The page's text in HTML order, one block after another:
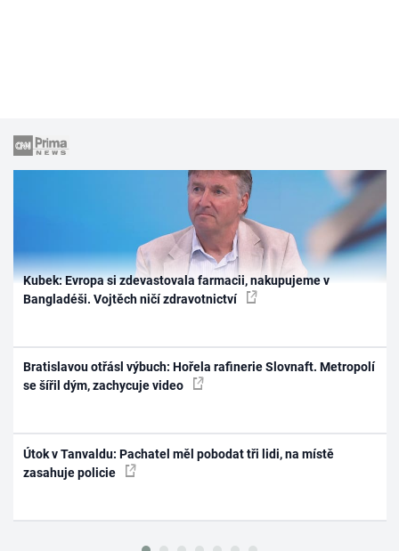
Kubek: Evropa si zdevastovala farmacii, nakupujeme v
Bangladéši. Vojtěch ničí zdravotnictví
Bratislavou otřásl výbuch: Hořela rafinerie Slovnaft. Metropolí
se šířil dým, zachycuje video
Útok v Tanvaldu: Pachatel měl pobodat tři lidi, na místě
zasahuje policie